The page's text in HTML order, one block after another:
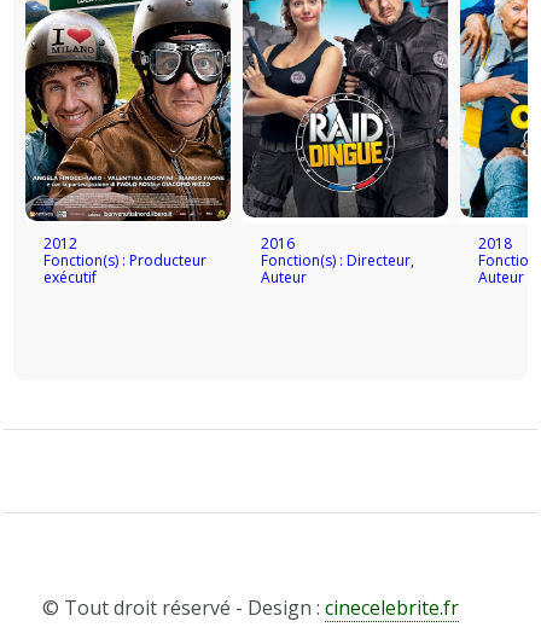
2012
Fonction(s) : Producteur
exécutif
2016
Fonction(s) : Directeur,
Auteur
2018
Auteur
© Tout droit réservé - Design :cinecelebrite.fr